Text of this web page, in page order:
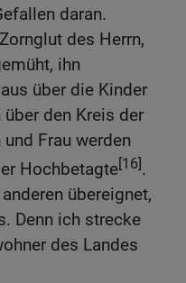
daran.
des Herrn,
ihn
über die Kinder
den Kreis der
Frau werden
Hochbetagte[16].
übereignet,
Denn ich strecke
des Landes